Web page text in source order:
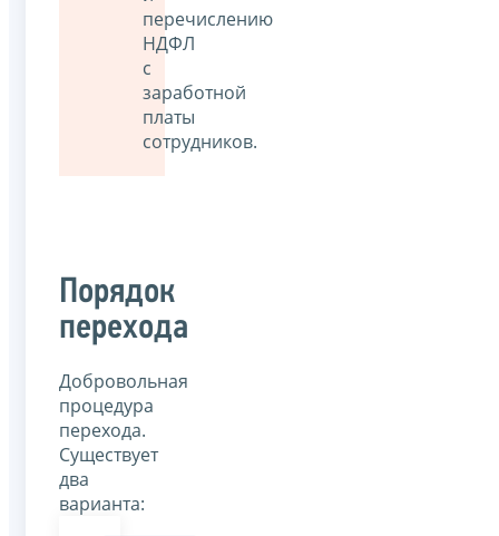
перечислению
НДФЛ
с
заработной
платы
сотрудников.
Порядок
перехода
Добровольная
процедура
перехода.
Существует
два
варианта: